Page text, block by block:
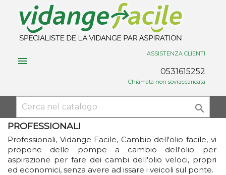

ASSISTENZA CLIENTI
0531615252
Chiamata non sovraccaricata

PROFESSIONALI
Professionali, Vidange Facile, Cambio dell'olio facile, vi
propone delle pompe a cambio dell'olio per
aspirazione per fare dei cambi dell'olio veloci, propri
ed economici, senza avere ad issare i veicoli sul ponte.